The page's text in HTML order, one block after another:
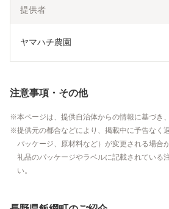
提供者
ヤマハチ農園
注意事項・その他
本ページは、提供自治体からの情報に基づき
提供元の都合などにより、掲載中に予告なく
パッケージ、原材料など）が変更される場合
礼品のパッケージやラベルに記載されている
い。